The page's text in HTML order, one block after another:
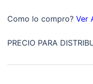
1.260”
Como lo compro? Ver
PRECIO PARA